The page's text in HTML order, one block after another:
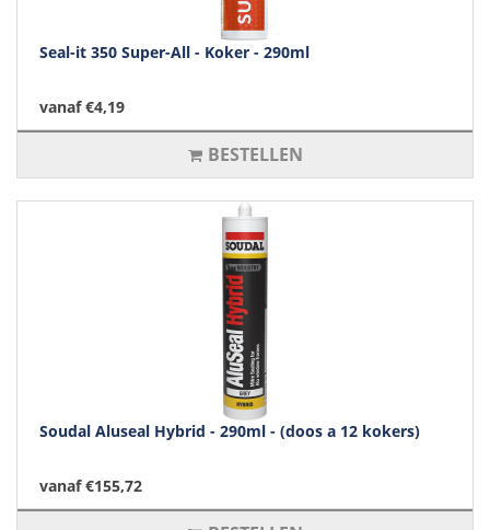
Seal-it 350 Super-All - Koker - 290ml
vanaf €4,19
BESTELLEN
Soudal Aluseal Hybrid - 290ml - (doos a 12 kokers)
vanaf €155,72